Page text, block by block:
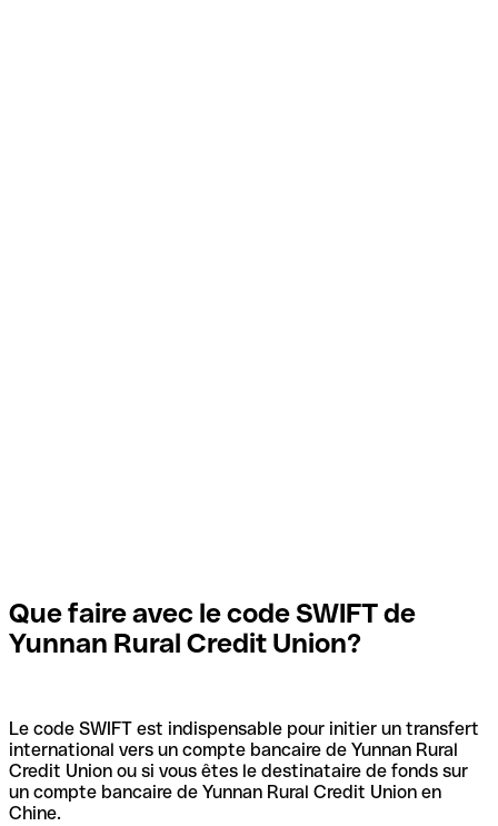
Que faire avec le code SWIFT de
Yunnan Rural Credit Union?
Le code SWIFT est indispensable pour initier un transfert
international vers un compte bancaire de Yunnan Rural
Credit Union ou si vous êtes le destinataire de fonds sur
un compte bancaire de Yunnan Rural Credit Union en
Chine.